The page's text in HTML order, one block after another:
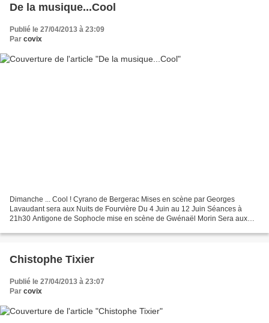
De la musique...Cool
Publié le 27/04/2013 à 23:09
Par covix
Dimanche ... Cool ! Cyrano de Bergerac Mises en scène par Georges
Lavaudant sera aux Nuits de Fourvière Du 4 Juin au 12 Juin Séances à
21h30 Antigone de Sophocle mise en scène de Gwénaël Morin Sera aux
Chistophe Tixier
Publié le 27/04/2013 à 23:07
Par covix